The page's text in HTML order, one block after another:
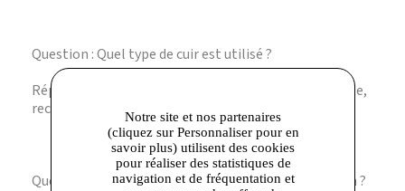
Question : Quel type de cuir est utilisé ?
Réponse : La sneaker est réalisée en cuir nappa souple,
reconnu pour sa douceur et sa résistance.
Question : Est-ce un produit de la nouvelle collection ?
Notre site et nos partenaires
(cliquez sur Personnaliser pour en
savoir plus) utilisent des cookies
pour réaliser des statistiques de
navigation et de fréquentation et